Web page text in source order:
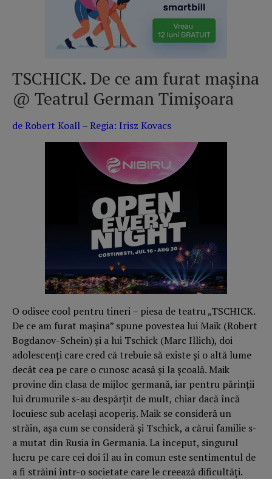
TSCHICK. De ce am furat mașina
@ Teatrul German Timișoara
de Robert Koall – Regia: Irisz Kovacs
O odisee cool pentru tineri – piesa de teatru „TSCHICK.
De ce am furat mașina” spune povestea lui Maik (Robert
Bogdanov-Schein) și a lui Tschick (Marc Illich), doi
adolescenți care cred că trebuie să existe și o altă lume
decât cea pe care o cunosc acasă și la școală. Maik
provine din clasa de mijloc germană, iar pentru părinții
lui drumurile s-au despărțit de mult, chiar dacă încă
locuiesc sub același acoperiș. Maik se consideră un
străin, așa cum se consideră și Tschick, a cărui familie s-
a mutat din Rusia în Germania. La început, singurul
lucru pe care cei doi îl au în comun este sentimentul de
a fi străini într-o societate care le creează dificultăți.